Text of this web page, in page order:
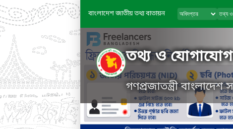
বাংলাদেশ জাতীয় তথ্য বাতায়ন
তথ্য ও যোগাযোগ
গণপ্রজাতন্ত্রী বাংলাদেশ